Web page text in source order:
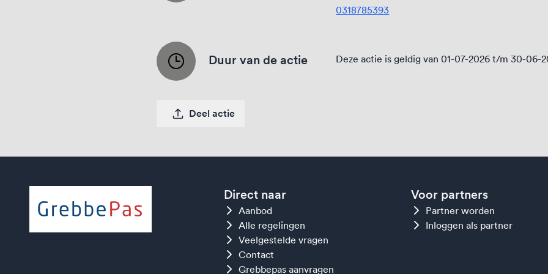
0318785393
Duur van de actie Deze actie is geldig van 01-07-2026 t/m 30-06-
Deel actie
Direct naar
Aanbod
Alle regelingen
Veelgestelde vragen
Contact
Grebbepas aanvragen
Voor partners
Partner worden
Inloggen als partner